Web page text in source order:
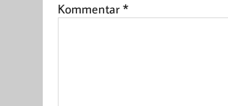
Kommentar *